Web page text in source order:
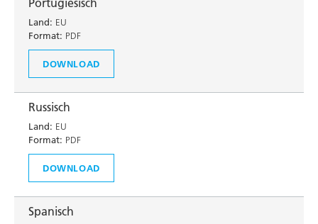
Portugiesisch
Land: EU
Format: PDF
DOWNLOAD
Russisch
Land: EU
Format: PDF
DOWNLOAD
Spanisch